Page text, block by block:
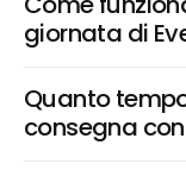
giornata di
Quanto
consegna con